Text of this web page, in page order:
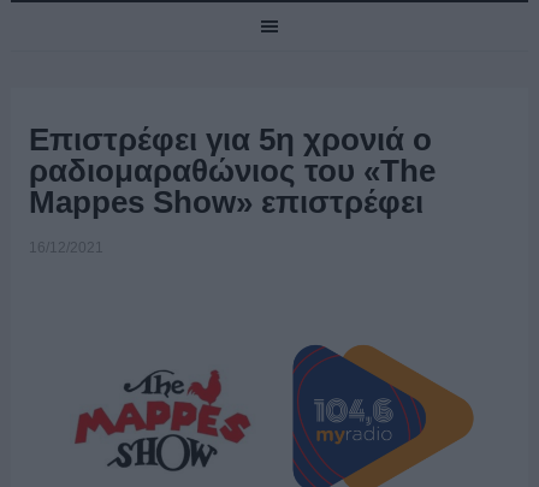
Επιστρέφει για 5η χρονιά ο
ραδιομαραθώνιος του «The
Mappes Show» επιστρέφει
16/12/2021